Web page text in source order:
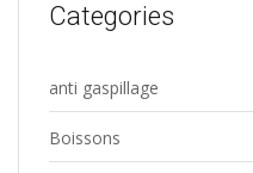
Categories
anti gaspillage
Boissons